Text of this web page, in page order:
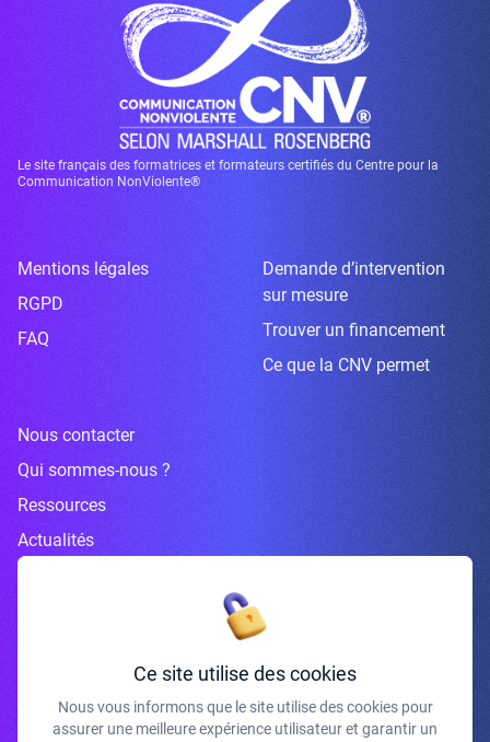
Le site français des formatrices et formateurs certifiés du Centre pour la
Communication NonViolente®
Mentions légales
RGPD
FAQ
Demande d’intervention
sur mesure
Trouver un financement
Ce que la CNV permet
Nous contacter
Qui sommes-nous ?
Ressources
Actualités
Inscrivez-vous à la newsletter
Ce site utilise des cookies
Nous vous informons que le site utilise des cookies pour
assurer une meilleure expérience utilisateur et garantir un